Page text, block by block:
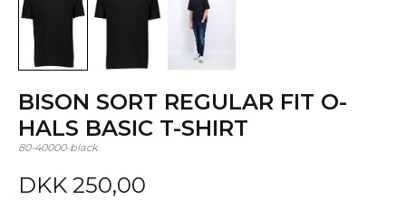
BISON SORT REGULAR FIT O-
HALS BASIC T-SHIRT
80-40000-black
DKK 250,00